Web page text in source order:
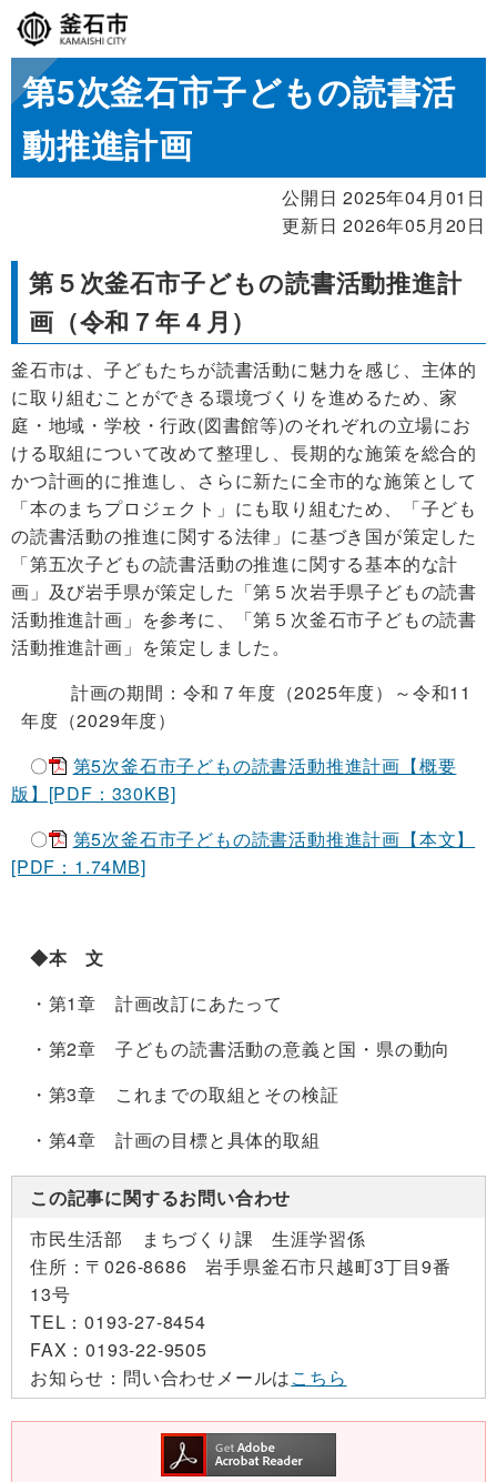
第5次釜石市子どもの読書活
動推進計画
公開日 2025年04月01日
更新日 2026年05月20日
第５次釜石市子どもの読書活動推進計
画（令和７年４月）
釜石市は、子どもたちが読書活動に魅力を感じ、主体的
に取り組むことができる環境づくりを進めるため、家
庭・地域・学校・行政(図書館等)のそれぞれの立場にお
ける取組について改めて整理し、長期的な施策を総合的
かつ計画的に推進し、さらに新たに全市的な施策として
「本のまちプロジェクト」にも取り組むため、
「子ども
の読書活動の推進に関する法律」に基づき国が策定した
「第五次子どもの読書活動の推進に関する基本的な計
画」及び岩手県が策定した「第５次岩手県子どもの読書
活動推進計画」を参考に、「第５次釜石市子どもの読書
活動推進計画」を策定しました。
計画の期間：令和７年度（2025年度）～令和11
年度（2029年度）
〇
第5次釜石市子どもの読書活動推進計画【概要
版】[PDF：330KB]
〇
第5次釜石市子どもの読書活動推進計画【本文】
[PDF：1.74MB]
◆本 文
・第1章 計画改訂にあたって
・第2章 子どもの読書活動の意義と国・県の動向
・第3章 これまでの取組とその検証
・第4章 計画の目標と具体的取組
この記事に関するお問い合わせ
市民生活部 まちづくり課 生涯学習係
住所： 〒026-8686 岩手県釜石市只越町3丁目9番
13号
TEL：0193-27-8454
FAX：0193-22-9505
お知らせ： 問い合わせメールはこちら